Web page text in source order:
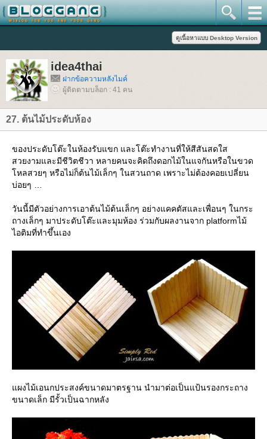
idea4thai
ฝากข้อความหลังไมค์
ผู้ติดตามบล็อก : 41 คน
27. ต้นไม้ประดับห้อง
ของประดับโต๊ะในห้องรับแขก และโต๊ะทำงานที่ให้สีสันสดใส
สวยงามและมีชีวิตชีวา หลายคนจะคิดถึงดอกไม้ในแจกันหรือในขวด
หลสวยๆ หรือไม่ก็ต้นไม้เล็กๆ ในสวนถาด เพราะไม่ต้องคอยเปลี่ยน
บ่อยๆ
วันนี้มีตัวอย่างการเอาต้นไม้ต้นเล็กๆ อย่างแคคตัสและเพื่อนๆ ในกระ
ถางเล็กๆ มาประดับโต๊ะและมุมห้อง ร่วมกับผลงานจาก platformไม้
ไอติมที่ทำขึ้นเอง
ผงไม้เอนกประสงค์ขนาดมาตรฐาน นำมาต่อเป็นแป้นรองกระถาง
ขนาดเล็ก มีรั้วเป็นฉากหลัง